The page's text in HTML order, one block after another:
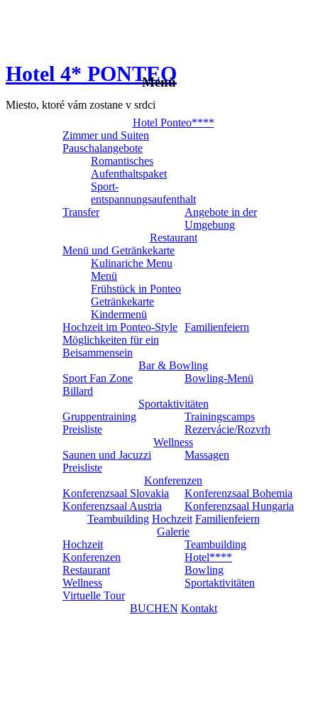
Hotel 4* PONTEO
Miesto, ktoré vám zostane v srdci
Menü
Hotel Ponteo****
Zimmer und Suiten
Pauschalangebote
Romantisches
Aufenthaltspaket
Sport-
entspannungsaufenthalt
Transfer
Angebote in der
Umgebung
Restaurant
Menü und Getränkekarte
Kulinariche Menu
Menü
Frühstück in Ponteo
Getränkekarte
Kindermenü
Hochzeit im Ponteo-Style Familienfeiern
Möglichkeiten für ein
Beisammensein
Bar & Bowling
Sport Fan Zone
Bowling-Menü
Billard
Sportaktivitäten
Gruppentraining
Trainingscamps
Preisliste
Rezervácie/Rozvrh
Wellness
Saunen und Jacuzzi
Massagen
Preisliste
Konferenzen
Konferenzsaal Slovakia
Konferenzsaal Bohemia
Konferenzsaal Austria
Konferenzsaal Hungaria
Teambuilding Hochzeit Familienfeiern
Galerie
Hochzeit
Teambuilding
Konferenzen
Hotel****
Restaurant
Bowling
Wellness
Sportaktivitäten
Virtuelle Tour
BUCHEN Kontakt